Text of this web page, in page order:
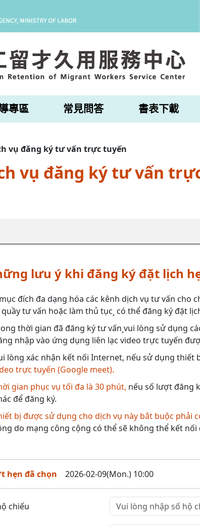
專區 常見問答 書表下載
vụ đăng ký tư vấn trực tuyến
vụ đăng ký tư vấn
lưu ý khi đăng ký đặt lịch
đích đa dạng hóa các kênh dịch vụ tư vấn
tư vấn hoặc làm thủ tục¸ có thể đăng ký đặt
thời gian đã đăng ký tư vấn¸vui lòng sử dụng
nhập vào ứng dụng liên lạc video trực tuyến
lòng xác nhận kết nối Internet, nếu sử dụng thiết
trực tuyến (Google meet).
gian phục vụ tối đa là 30 phút, nếu số lượt đăng
để đăng ký.
bị được sử dụng cho dịch vụ này bắt buộc phải
do mạng công cộng có thể sẽ không thể kết
hẹn đã chọn 2026-02-09(Mon.) 10:00
chiếu